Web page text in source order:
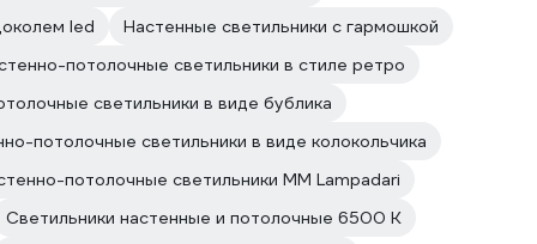
led
Настенные светильники с гармошкой
потолочные светильники в стиле ретро
светильники в виде бублика
потолочные светильники в виде колокольчика
потолочные светильники MM Lampadari
Светильники настенные и потолочные 6500 К